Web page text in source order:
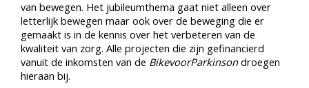
van bewegen. Het jubileumthema gaat niet alleen over
letterlijk bewegen maar ook over de beweging die er
gemaakt is in de kennis over het verbeteren van de
kwaliteit van zorg. Alle projecten die zijn gefinancierd
vanuit de inkomsten van de BikevoorParkinsondroegen
hieraan bij.